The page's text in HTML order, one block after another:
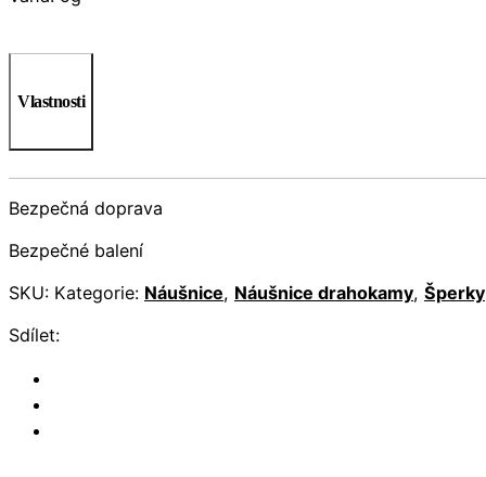
Vlastnosti
Bezpečná doprava
Bezpečné balení
SKU: Kategorie: Náušnice, Náušnice drahokamy, Šperky
Sdílet: